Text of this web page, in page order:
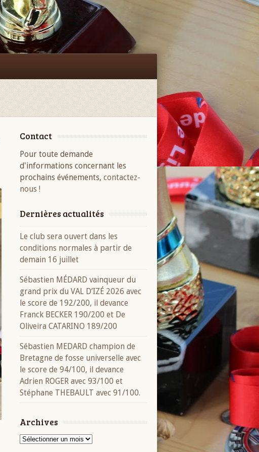
Contact
Pour toute demande
d'informations concernant les
prochains événements, contactez-
nous !
Dernières actualités
Le club sera ouvert dans les
conditions normales à partir de
demain 16 juillet
Sébastien MÉDARD vainqueur du
grand prix du VAL D’IZÉ 2026 avec
le score de 192/200, il devance
Franck BECKER 190/200 et De
Oliveira CATARINO 189/200
Sébastien MEDARD champion de
Bretagne de fosse universelle avec
le score de 94/100, il devance
Adrien ROGER avec 93/100 et
Stéphane THEBAULT avec 91/100.
Archives
Archives